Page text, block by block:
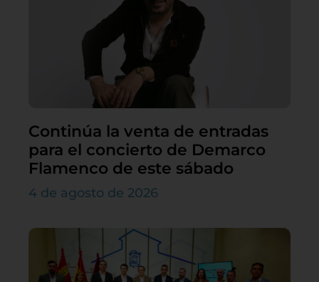
Continúa la venta de entradas
para el concierto de Demarco
Flamenco de este sábado
4 de agosto de 2026